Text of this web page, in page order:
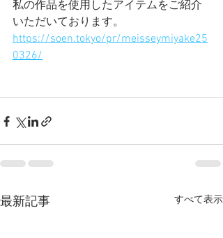
私の作品を使用したアイテムをご紹介
いただいております。
https://soen.tokyo/pr/meisseymiyake25
0326/
最新記事 すべて表示